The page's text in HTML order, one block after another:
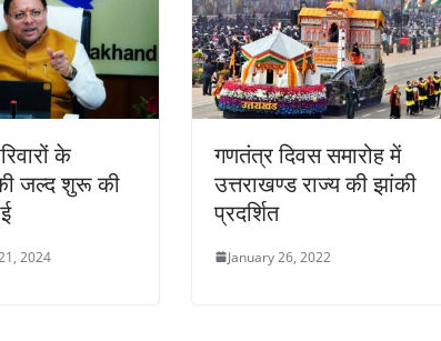
के
जल्द शुरू की
2024
गणतंत्र दिवस समारोह में
उत्तराखण्ड राज्य की झांकी
प्रदर्शित
January 26, 2022